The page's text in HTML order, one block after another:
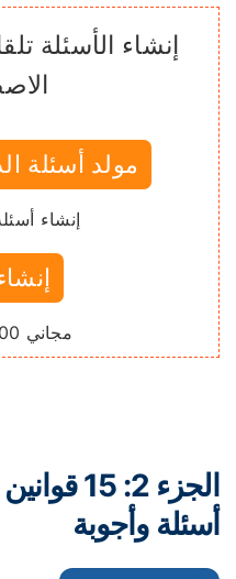
إنشاء الأسئلة
مولد أسئلة
إنشاء أسئلة
إنشاء
مجاني 100% إلى الأبد
الجزء 2: 15
وأجوبة